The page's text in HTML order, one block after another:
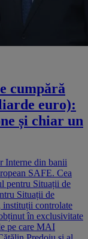
cumpără
euro):
și chiar un
Interne din banii
SAFE. Cea
pentru Situații de
Situații de
instituții controlate
în exclusivitate
pe care MAI